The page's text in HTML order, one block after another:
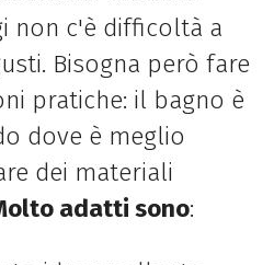
non c'è difficoltà a
Bisogna però fare
pratiche: il bagno è
dove è meglio
dei materiali
adatti sono: